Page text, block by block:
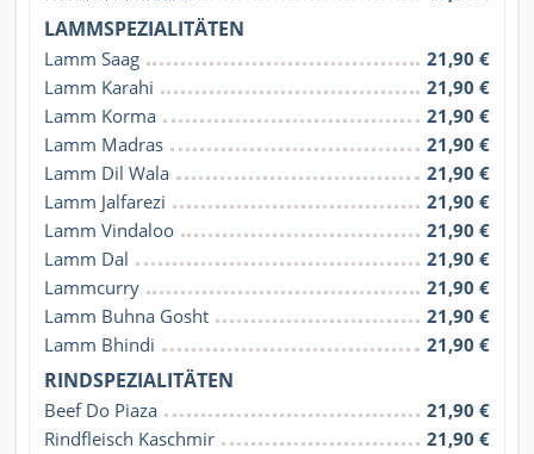
LAMMSPEZIALITÄTEN
Lamm Saag
21,90 €
Lamm Karahi
21,90 €
Lamm Korma
21,90 €
Lamm Madras
21,90 €
Lamm Dil Wala
21,90 €
Lamm Jalfarezi
21,90 €
Lamm Vindaloo
21,90 €
Lamm Dal
21,90 €
Lammcurry
21,90 €
Lamm Buhna Gosht
21,90 €
Lamm Bhindi
21,90 €
RINDSPEZIALITÄTEN
Beef Do Piaza
21,90 €
Rindfleisch Kaschmir
21,90 €